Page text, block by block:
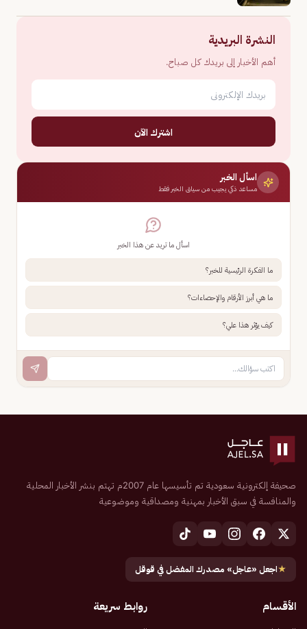
النشرة البريدية
أهم الأخبار إلى بريدك كل صباح.
اشترك الآن
اسأل الخبر
مساعد ذكي يجيب من سياق الخبر فقط
اسأل ما تريد عن هذا الخبر
ما الفكرة الرئيسية للخبر؟
ما هي أبرز الأرقام والإحصاءات؟
كيف يؤثر هذا علي؟
صحيفة إلكترونية سعودية تم تأسيسها عام 2007م تهتم بنشر الأخبار المحلية
والمنافسة في سبق الأخبار بمهنية ومصداقية وموضوعية
★اجعل «عاجل» مصدرك المفضل في قوقل
الأقسام روابط سريعة